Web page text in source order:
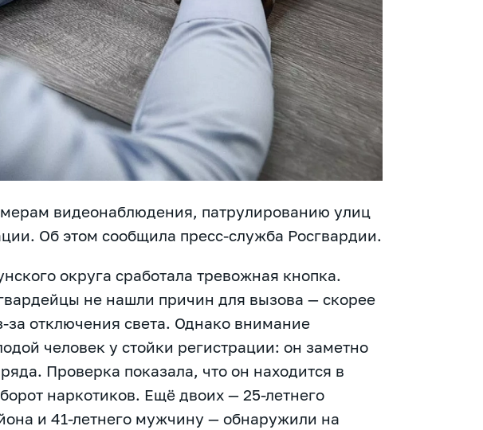
видеонаблюдения, патрулированию улиц
Об этом сообщила пресс-служба Росгвардии.
округа сработала тревожная кнопка.
не нашли причин для вызова — скорее
за отключения света. Однако внимание
человек у стойки регистрации: он заметно
Проверка показала, что он находится в
наркотиков. Ещё двоих — 25-летнего
и 41-летнего мужчину — обнаружили на